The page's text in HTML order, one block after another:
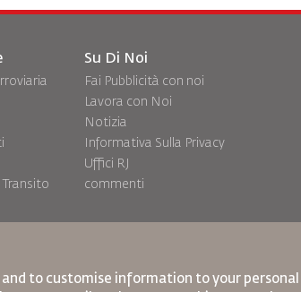
Su Di Noi
Fai Pubblicità con noi
Lavora con Noi
Notizia
Informativa Sulla Privacy
Uffici RJ
commenti
to customise information to your